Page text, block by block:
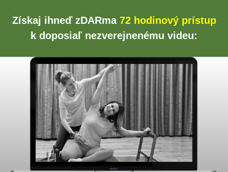
Získaj ihneď zDARma 72 hodinový prístup
k doposiaľ nezverejnenému videu: